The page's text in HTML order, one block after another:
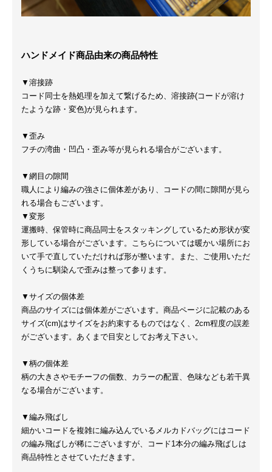
ハンドメイド商品由来の商品特性
▼溶接跡
コード同士を熱処理を加えて繋げるため、溶接跡(コードが溶け
たような跡・変色)が見られます。
▼歪み
フチの湾曲・凹凸・歪み等が見られる場合がございます。
▼網目の隙間
職人により編みの強さに個体差があり、コードの間に隙間が見ら
れる場合もございます。
▼変形
運搬時、保管時に商品同士をスタッキングしているため形状が変
形している場合がございます。こちらについては暖かい場所にお
いて手で直していただければ形が整います。また、ご使用いただ
くうちに馴染んで歪みは整って参ります。
▼サイズの個体差
商品のサイズには個体差がございます。商品ページに記載のある
サイズ(cm)はサイズをお約束するものではなく、2cm程度の誤差
がございます。あくまで目安としてお考え下さい。
▼柄の個体差
柄の大きさやモチーフの個数、カラーの配置、色味なども若干異
なる場合がございます。
▼編み飛ばし
細かいコードを複雑に編み込んでいるメルカドバッグにはコード
の編み飛ばしが稀にございますが、コード1本分の編み飛ばしは
商品特性とさせていただきます。